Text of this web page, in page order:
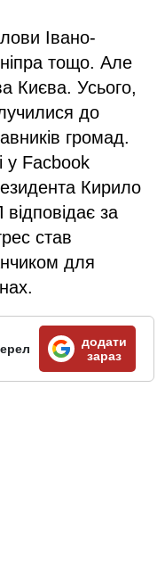
Івано-
тощо. Але
Києва. Усього,
до
громад.
у Facbook
Кирило
за
став
для
додати
зараз